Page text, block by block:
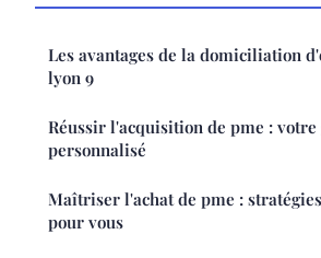
Les avantages de la domiciliation
lyon 9
Réussir l'acquisition de pme : votre
personnalisé
Maîtriser l'achat de pme :
pour vous